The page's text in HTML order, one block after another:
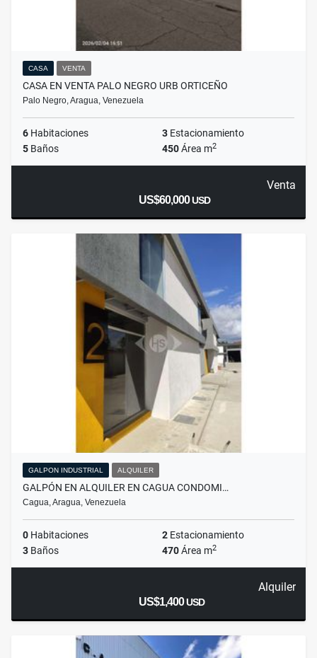
CASA VENTA
CASA EN VENTA PALO NEGRO URB ORTICEÑO
Palo Negro, Aragua, Venezuela
6 Habitaciones 3 Estacionamiento
5 Baños 450Área m2
Venta
US$60,000USD
GALPON INDUSTRIAL ALQUILER
GALPÓN EN ALQUILER EN CAGUA CONDOMI…
Cagua, Aragua, Venezuela
0 Habitaciones 2 Estacionamiento
3 Baños 470Área m2
Alquiler
US$1,400USD